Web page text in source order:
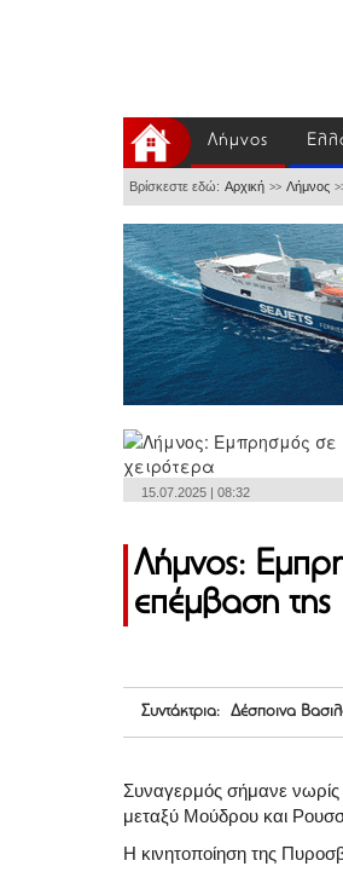
Λήμνος
Βρίσκεστε εδώ: Αρχική >> Λήμνος
15.07.2025 | 08:32
Λήμνος:
επέμβαση της
Συντάκτρια: Δέσποινα
Συναγερμός σήμανε
μεταξύ Μούδρου και
Η κινητοποίηση της